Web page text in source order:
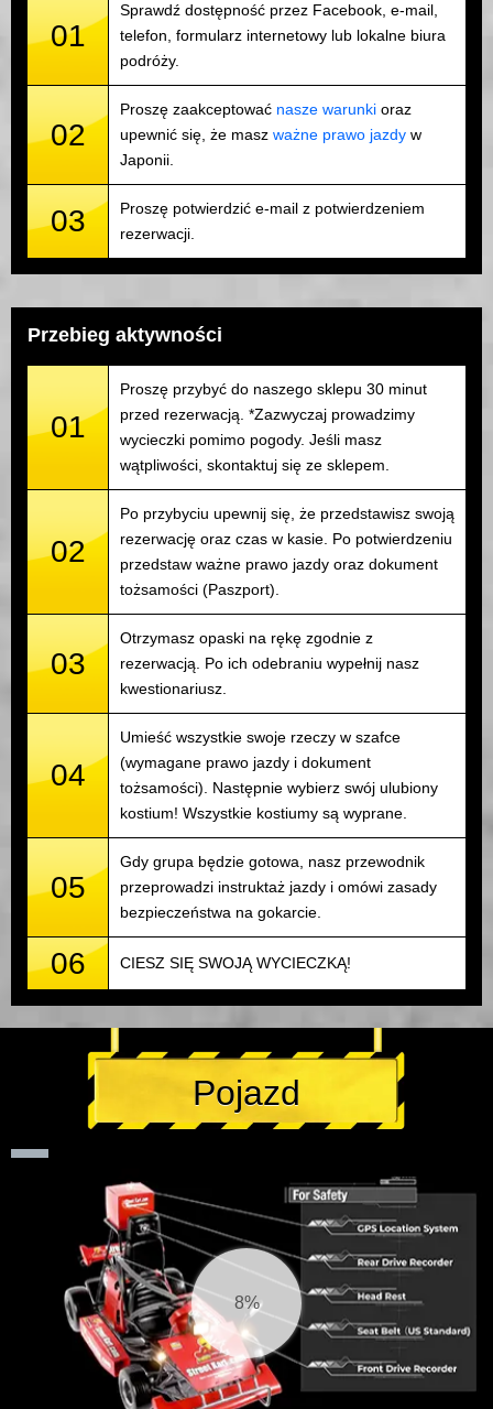
01
Sprawdź dostępność przez Facebook, e-mail,
telefon, formularz internetowy lub lokalne biura
podróży.
02
Proszę zaakceptować nasze warunki oraz
upewnić się, że masz ważne prawo jazdy w
Japonii.
03
Proszę potwierdzić e-mail z potwierdzeniem
rezerwacji.
Przebieg aktywności
01
Proszę przybyć do naszego sklepu 30 minut
przed rezerwacją. *Zazwyczaj prowadzimy
wycieczki pomimo pogody. Jeśli masz
wątpliwości, skontaktuj się ze sklepem.
02
Po przybyciu upewnij się, że przedstawisz swoją
rezerwację oraz czas w kasie. Po potwierdzeniu
przedstaw ważne prawo jazdy oraz dokument
tożsamości (Paszport).
03
Otrzymasz opaski na rękę zgodnie z
rezerwacją. Po ich odebraniu wypełnij nasz
kwestionariusz.
04
Umieść wszystkie swoje rzeczy w szafce
(wymagane prawo jazdy i dokument
tożsamości). Następnie wybierz swój ulubiony
kostium! Wszystkie kostiumy są wyprane.
05
Gdy grupa będzie gotowa, nasz przewodnik
przeprowadzi instruktaż jazdy i omówi zasady
bezpieczeństwa na gokarcie.
06 CIESZ SIĘ SWOJĄ WYCIECZKĄ!
Pojazd
8%